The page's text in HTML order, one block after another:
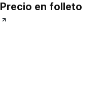
Precio en folleto